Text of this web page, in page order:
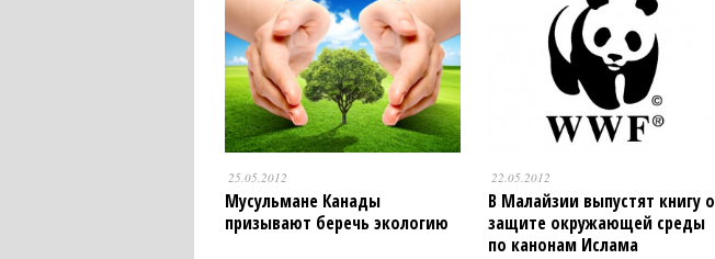
25.05.2012
Мусульмане Канады
призывают беречь экологию
22.05.2012
В Малайзии выпустят книгу о
защите окружающей среды
по канонам Ислама